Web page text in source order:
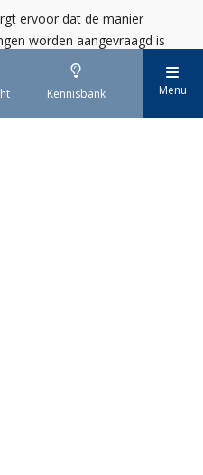
Kennisbank Menu
ervoor dat de manier
worden aangevraagd is
is het daarom belangrijk
op de nieuwe
van Volkshuisvesting en